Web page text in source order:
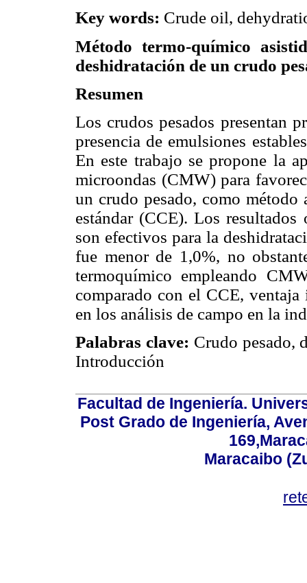
Key words: Crude oil,
Método termo-químico
deshidratación de un crudo
Resumen
Los crudos pesados presentan
presencia de emulsiones
En este trabajo se propone la
microondas (CMW) para
un crudo pesado, como
estándar (CCE). Los
son efectivos para la
fue menor de 1,0%, no
termoquímico empleando
comparado con el CCE,
en los análisis de campo en la
Palabras clave: Crudo pesado,
Introducción
Facultad de Ingeniería.
Post Grado de Ingeniería,
Maracaibo